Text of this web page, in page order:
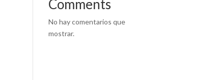
Comments
No hay comentarios que
mostrar.